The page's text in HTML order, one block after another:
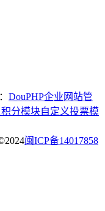
DouPHP企业网站管
分模块自定义投票模
闽ICP备14017858